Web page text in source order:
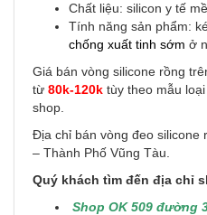
Chất liệu: silicon y tế
Tính năng sản phẩm:
chống xuất tinh sớm ở
Giá bán vòng silicone rồng
từ 80k-120k tùy theo mẫu
shop.
Địa chỉ bán vòng đeo silicone
– Thành Phố Vũng Tàu.
Quý khách tìm đến địa chỉ
Shop OK 509 đường